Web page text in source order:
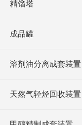
精馏塔
成品罐
溶剂油分离成套装置
天然气轻烃回收装置